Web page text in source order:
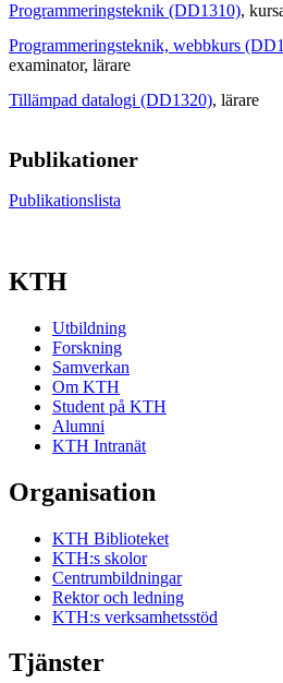
Programmeringsteknik (DD1310),
Programmeringsteknik, webbkurs
examinator, lärare
Tillämpad datalogi (DD1320), lärare
Publikationer
Publikationslista
KTH
Utbildning
Forskning
Samverkan
Om KTH
Student på KTH
Alumni
KTH Intranät
Organisation
KTH Biblioteket
KTH:s skolor
Centrumbildningar
Rektor och ledning
KTH:s verksamhetsstöd
Tjänster